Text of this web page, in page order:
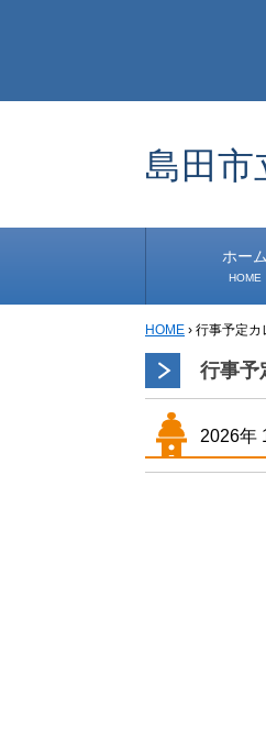
島田市
ホーム
HOME
HOME › 行事予定カ
行事予
2026年